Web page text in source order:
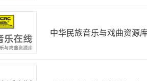
中华民族音乐与戏曲资源